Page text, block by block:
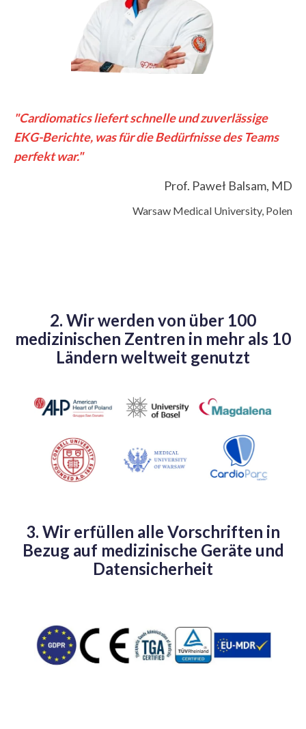
"Cardiomatics liefert schnelle und zuverlässige
EKG-Berichte, was für die Bedürfnisse des Teams
perfekt war."
Prof. Paweł Balsam, MD
Warsaw Medical University, Polen
2. Wir werden von über 100
medizinischen Zentren in mehr als 10
Ländern weltweit genutzt
3. Wir erfüllen alle Vorschriften in
Bezug auf medizinische Geräte und
Datensicherheit